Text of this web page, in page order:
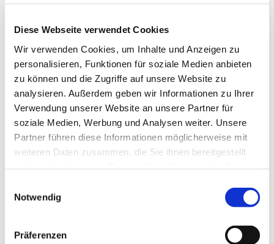
Diese Webseite verwendet Cookies
Wir verwenden Cookies, um Inhalte und Anzeigen zu
personalisieren, Funktionen für soziale Medien anbieten
zu können und die Zugriffe auf unsere Website zu
analysieren. Außerdem geben wir Informationen zu Ihrer
Verwendung unserer Website an unsere Partner für
soziale Medien, Werbung und Analysen weiter. Unsere
Partner führen diese Informationen möglicherweise mit
weiteren Daten zusammen, die Sie ihnen bereitgestellt
Notwendig
Präferenzen